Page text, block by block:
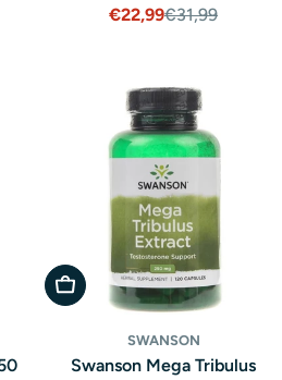
Müügihind
€22,99Tavaline
€31,99
Lisa Ostukorvi
SWANSON
Swanson Mega Tribulus